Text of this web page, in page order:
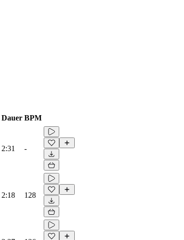
Dauer BPM
2:31 -
2:18 128